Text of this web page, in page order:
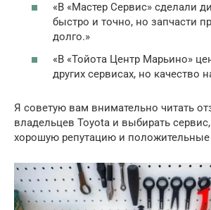
«В «Мастер Сервис» сделали
быстро и точно, но запчасти
долго.»
«В «Тойота Центр Марьино»
других сервисах, но качество
Я советую вам внимательно читать
владельцев Toyota и выбирать
хорошую репутацию и